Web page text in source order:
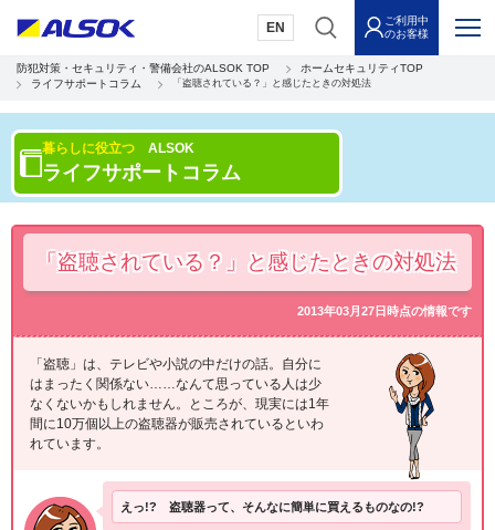
EN
ご利用中
のお客様
防犯対策・セキュリティ・警備会社のALSOK TOP
ホームセキュリティTOP
ライフサポートコラム
「盗聴されている？」と感じたときの対処法
暮らしに役立つ ALSOK
ライフサポートコラム
「盗聴されている？」と感じたときの対処法
2013年03月27日時点の情報です
「盗聴」は、テレビや小説の中だけの話。自分に
はまったく関係ない……なんて思っている人は少
なくないかもしれません。ところが、現実には1年
間に10万個以上の盗聴器が販売されているといわ
れています。
えっ!? 盗聴器って、そんなに簡単に買えるものなの!?